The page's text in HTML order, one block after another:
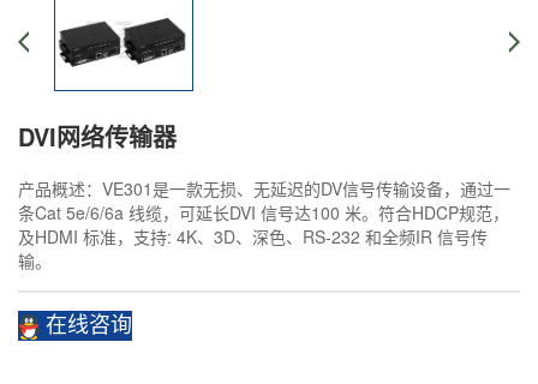
DVI网络传输器
产品概述：VE301是一款无损、无延迟的DV信号传输设备，通过一
条Cat 5e/6/6a 线缆，可延长DVI 信号达100 米。符合HDCP规范，
及HDMI 标准，支持: 4K、3D、深色、RS-232 和全频IR 信号传
输。
在线咨询